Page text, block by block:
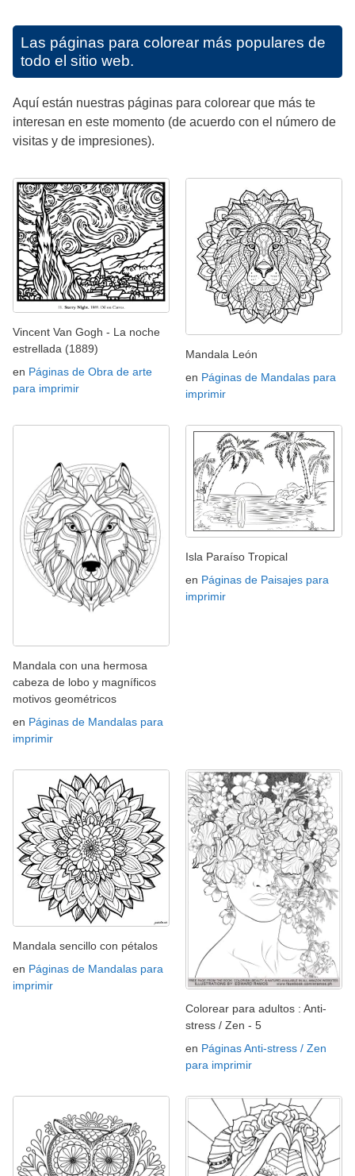
Las páginas para colorear más populares de
todo el sitio web.
Aquí están nuestras páginas para colorear que más te
interesan en este momento (de acuerdo con el número de
visitas y de impresiones).
Vincent Van Gogh - La noche
estrellada (1889)
en Páginas de Obra de arte
para imprimir
Mandala León
en Páginas de Mandalas para
imprimir
Mandala con una hermosa
cabeza de lobo y magníficos
motivos geométricos
en Páginas de Mandalas para
imprimir
Isla Paraíso Tropical
en Páginas de Paisajes para
imprimir
Mandala sencillo con pétalos
en Páginas de Mandalas para
imprimir
Colorear para adultos : Anti-
stress / Zen - 5
en Páginas Anti-stress / Zen
para imprimir